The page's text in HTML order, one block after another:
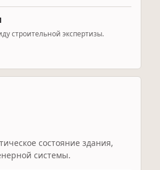
строительной экспертизы.
состояние здания,
системы.